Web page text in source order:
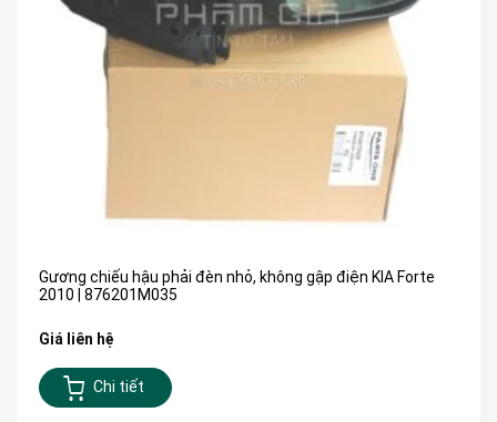
Gương chiếu hậu phải đèn nhỏ, không gập điện KIA Forte
2010 | 876201M035
Giá liên hệ
Chi tiết